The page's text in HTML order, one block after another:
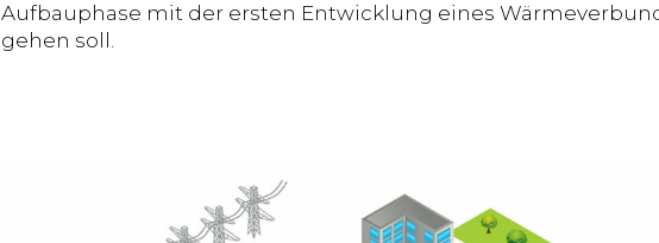
Aufbauphase mit der ersten Entwicklung eines
gehen soll.